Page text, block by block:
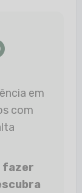
com
fazer